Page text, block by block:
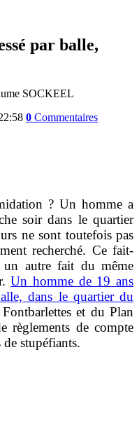
par balle,
SOCKEEL
0 Commentaires
? Un homme a
soir dans le quartier
ne sont toutefois pas
recherché. Ce fait-
un autre fait du même
Un homme de 19 ans
dans le quartier du
et du Plan
règlements de compte
stupéfiants.